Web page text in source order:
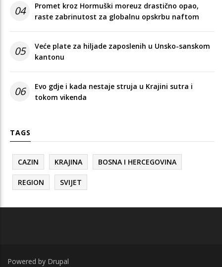
04
Promet kroz Hormuški moreuz drastično opao,
raste zabrinutost za globalnu opskrbu naftom
05
Veće plate za hiljade zaposlenih u Unsko-sanskom
kantonu
06
Evo gdje i kada nestaje struja u Krajini sutra i
tokom vikenda
TAGS
CAZIN KRAJINA BOSNA I HERCEGOVINA
REGION SVIJET
Powered by Drupal